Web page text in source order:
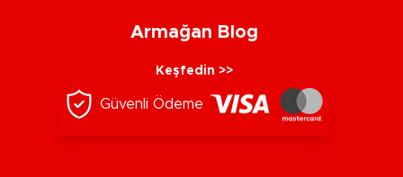
Armağan Blog
Keşfedin >>
Güvenli Ödeme